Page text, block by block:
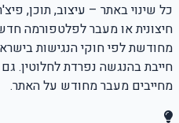
כל שינוי באתר – עיצוב, תוכן,
חיצונית או מעבר לפלטפורמה
מחודשת לפי חוקי הנגישות
חייבת בהנגשה נפרדת לחלוטין.
מחייבים מעבר מחודש על האתר.